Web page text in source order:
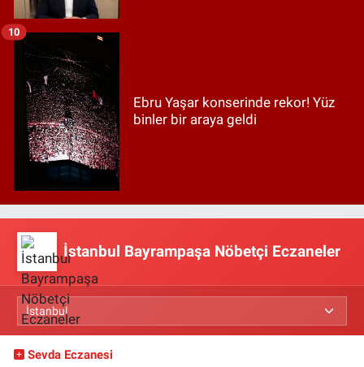
Ebru Yaşar konserinde rekor! Yüz
binler bir araya geldi
10
İstanbul Bayrampaşa Nöbetçi Eczaneler
Sevda Eczanesi